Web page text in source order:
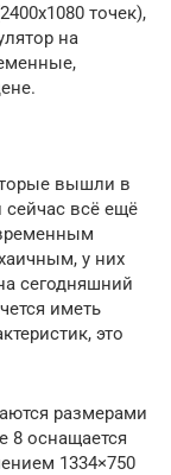
точек),
на
вышли в
сейчас всё ещё
у них
сегодняшний
иметь
это
размерами
8 оснащается
1334×750